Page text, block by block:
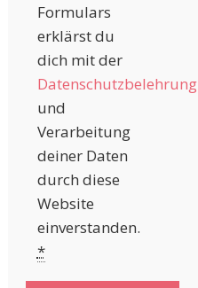
Formulars
erklärst du
dich mit der
Datenschutzbelehrung
und
Verarbeitung
deiner Daten
durch diese
Website
einverstanden.
*